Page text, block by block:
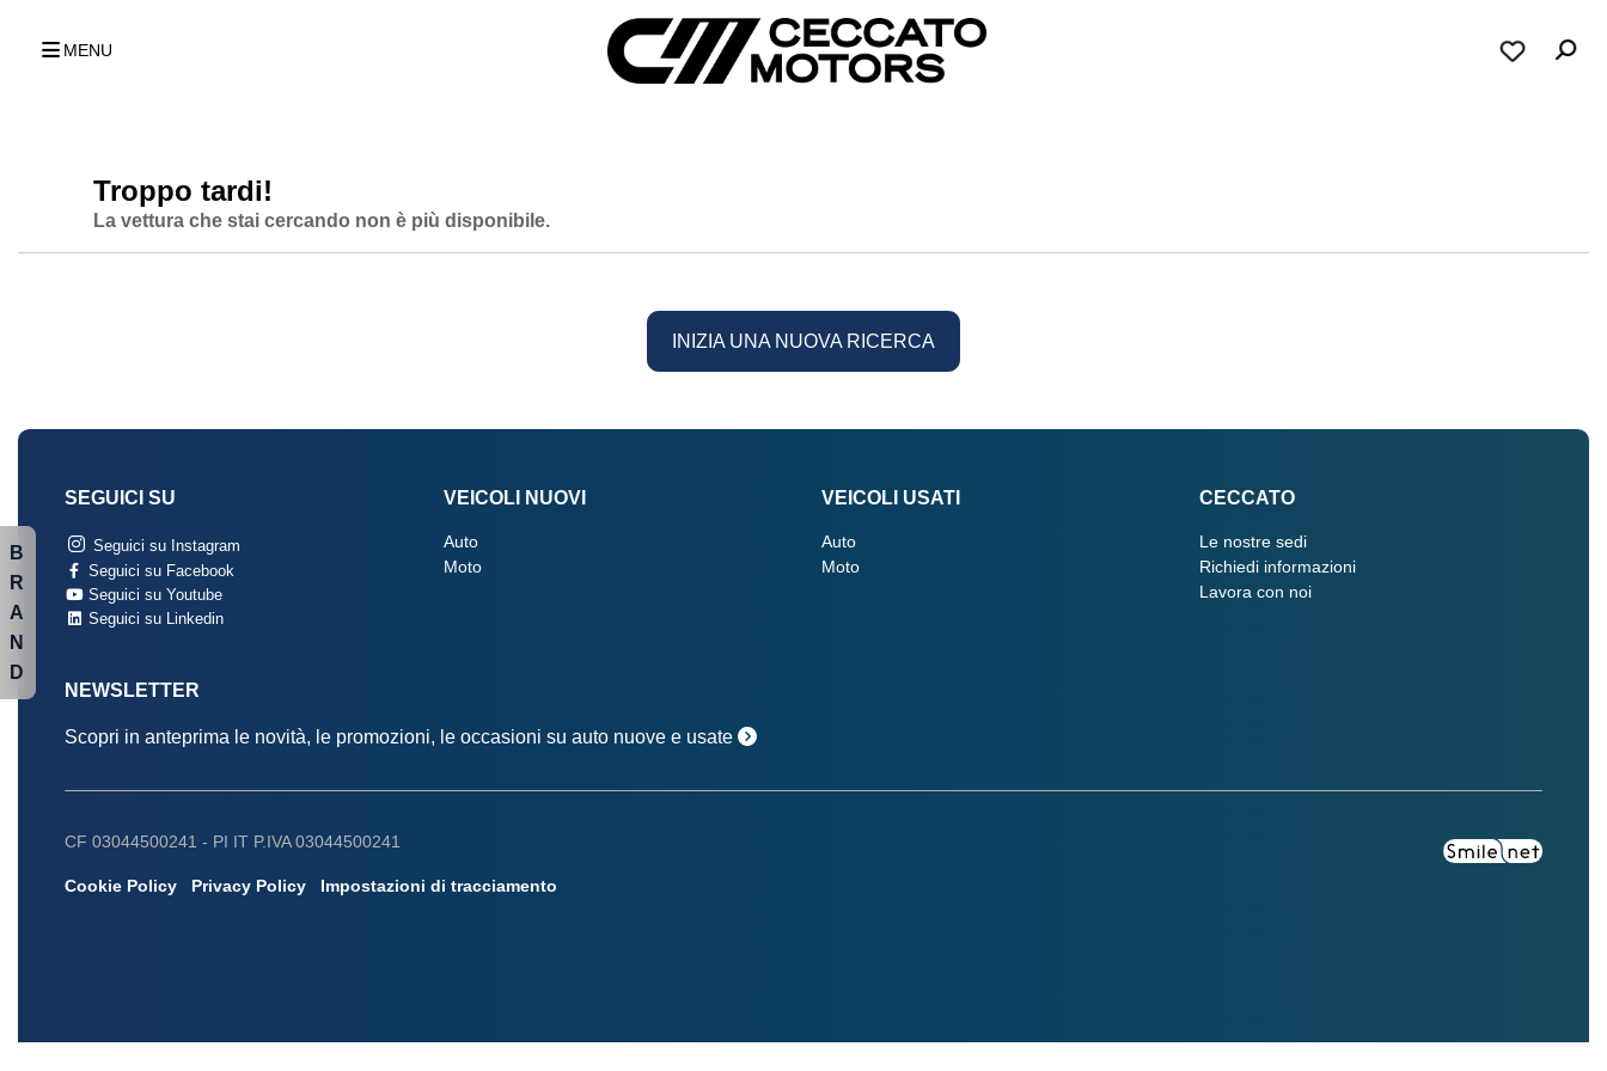
MENU
Troppo tardi!
La vettura che stai cercando non è più disponibile.
INIZIA UNA NUOVA RICERCA
SEGUICI SU
Seguici su Instagram
Seguici su Facebook
Seguici su Youtube
Seguici su Linkedin
VEICOLI NUOVI
Auto
Moto
VEICOLI USATI
Auto
Moto
CECCATO
Le nostre sedi
Richiedi informazioni
Lavora con noi
NEWSLETTER
Scopri in anteprima le novità, le promozioni, le occasioni su auto nuove e usate
CF 03044500241 - PI IT P.IVA 03044500241
Cookie Policy Privacy Policy Impostazioni di tracciamento
B
R
A
N
D